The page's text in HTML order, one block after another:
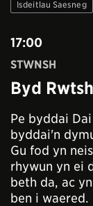
Isdeitlau Saesneg
17:00
STWNSH
Byd
Pe byddai
byddai'n
Gu fod yn
rhywun yn ei
beth da, ac
ben i waered.